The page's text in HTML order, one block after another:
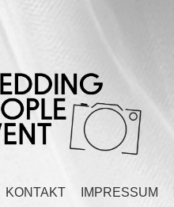
KONTAKT IMPRESSUM